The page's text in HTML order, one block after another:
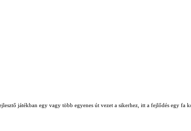
játékban egy vagy több egyenes út vezet a sikerhez, itt a fejlődés egy fa